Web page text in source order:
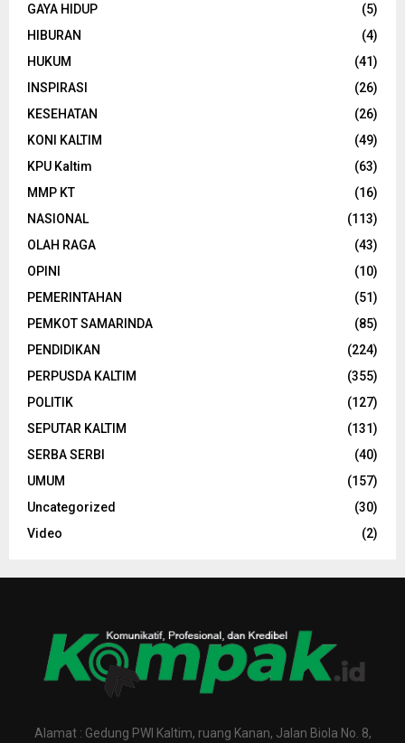
GAYA HIDUP
(5)
HIBURAN
(4)
HUKUM
(41)
INSPIRASI
(26)
KESEHATAN
(26)
KONI KALTIM
(49)
KPU Kaltim
(63)
MMP KT
(16)
NASIONAL
(113)
OLAH RAGA
(43)
OPINI
(10)
PEMERINTAHAN
(51)
PEMKOT SAMARINDA
(85)
PENDIDIKAN
(224)
PERPUSDA KALTIM
(355)
POLITIK
(127)
SEPUTAR KALTIM
(131)
SERBA SERBI
(40)
UMUM
(157)
Uncategorized
(30)
Video
(2)
Alamat : Gedung PWI Kaltim, ruang Kanan, Jalan Biola No. 8,